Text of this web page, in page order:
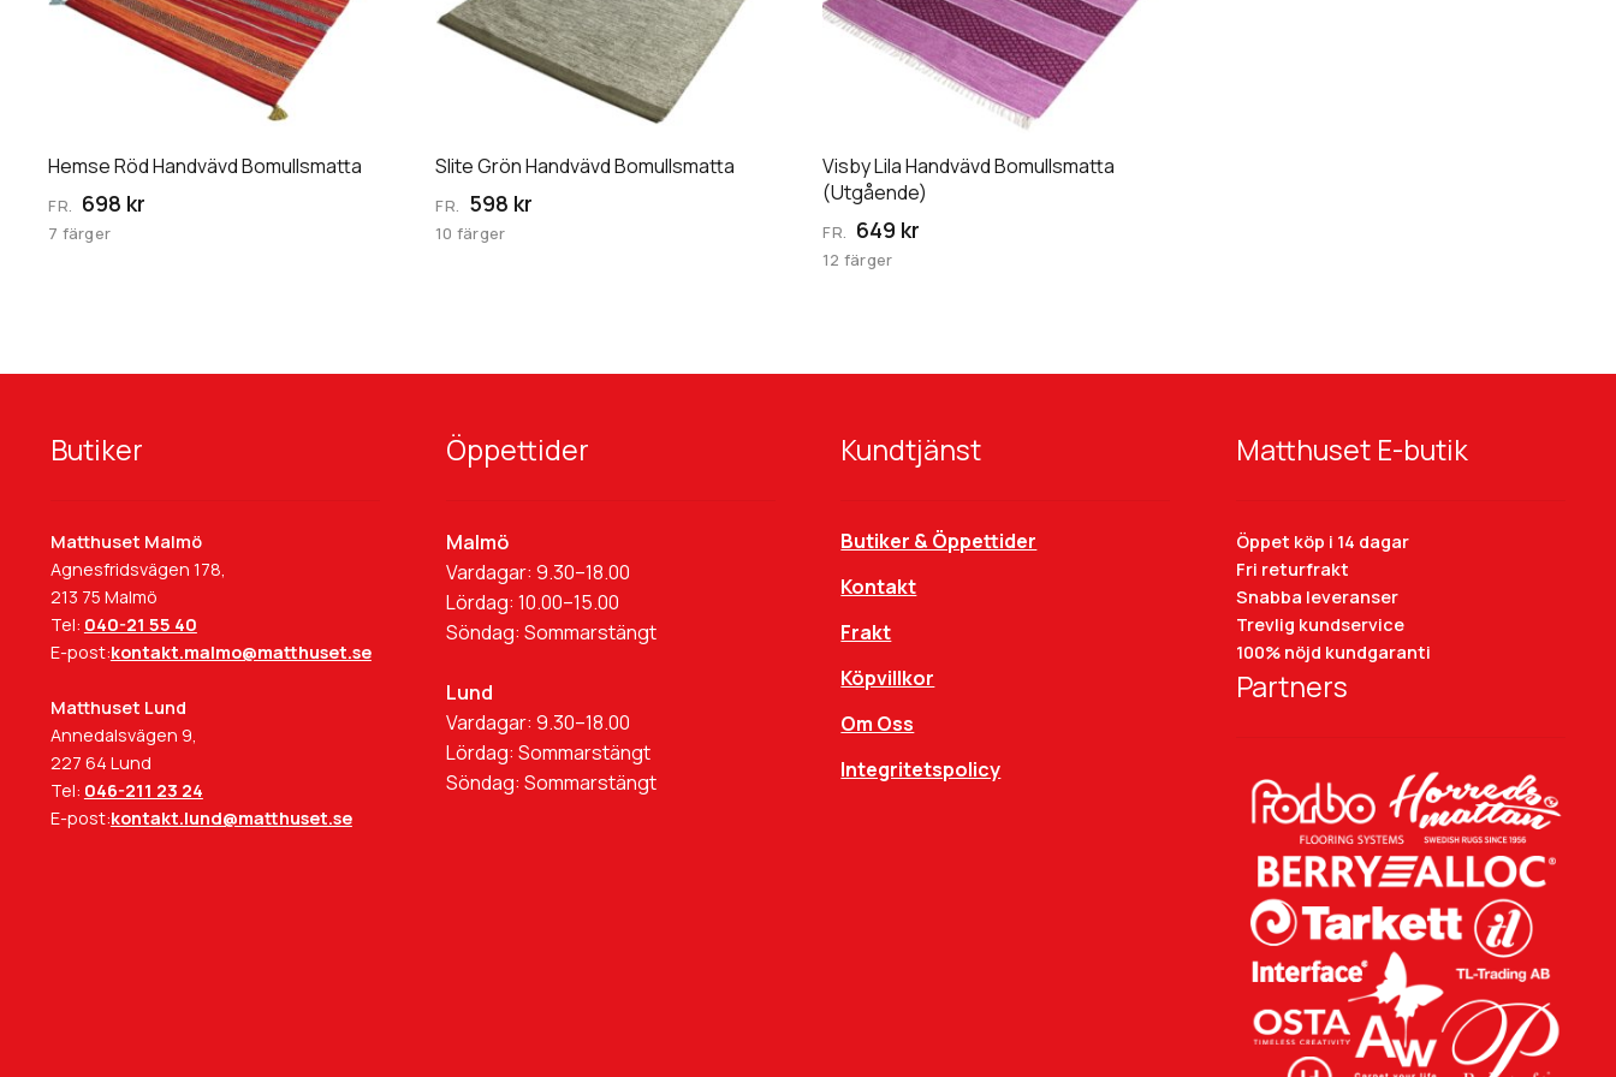
Hemse Röd Handvävd Bomullsmatta
FR. 698 kr
7 färger
flera
varianter.
kan
väljas
på
produktsidan
Slite Grön Handvävd Bomullsmatta
FR. 598 kr
10 färger
flera
varianter.
kan
väljas
på
produktsidan
Visby Lila Handvävd Bomullsmatta
(Utgående)
FR. 649 kr
12 färger
flera
varianter.
kan
väljas
på
produktsidan
Butiker
Matthuset Malmö
Agnesfridsvägen 178,
213 75 Malmö
Tel: 040-21 55 40
E-post:kontakt.malmo@matthuset.se
Matthuset Lund
Annedalsvägen 9,
227 64 Lund
Tel: 046-211 23 24
E-post:kontakt.lund@matthuset.se
Öppettider
Malmö
Vardagar: 9.30–18.00
Lördag: 10.00–15.00
Söndag: Sommarstängt
Lund
Vardagar: 9.30–18.00
Lördag: Sommarstängt
Söndag: Sommarstängt
Kundtjänst
Butiker & Öppettider
Kontakt
Frakt
Köpvillkor
Om Oss
Integritetspolicy
Matthuset E-butik
Öppet köp i 14 dagar
Fri returfrakt
Snabba leveranser
Trevlig kundservice
100% nöjd kundgaranti
Partners